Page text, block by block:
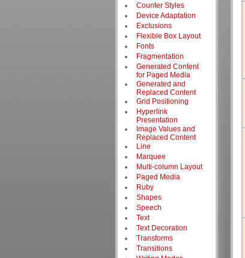
Counter Styles
Device Adaptation
Exclusions
Flexible Box Layout
Fonts
Fragmentation
Generated Content
for Paged Media
Generated and
Replaced Content
Grid Positioning
Hyperlink
Presentation
Image Values and
Replaced Content
Line
Marquee
Multi-column Layout
Paged Media
Ruby
Shapes
Speech
Text
Text Decoration
Transforms
Transitions